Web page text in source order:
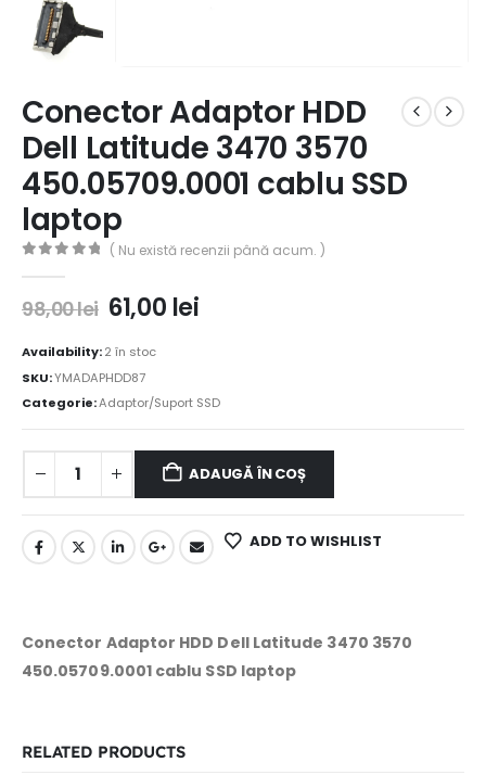
Conector Adaptor HDD
Dell Latitude 3470 3570
450.05709.0001 cablu SSD
laptop
( Nu există recenzii până acum. )
98,00lei 61,00 lei
Availability:2 în stoc
SKU:YMADAPHDD87
Categorie:Adaptor/Suport SSD
ADAUGĂ ÎN COȘ
ADD TO WISHLIST
Conector Adaptor HDD Dell Latitude 3470 3570
450.05709.0001 cablu SSD laptop
RELATED PRODUCTS